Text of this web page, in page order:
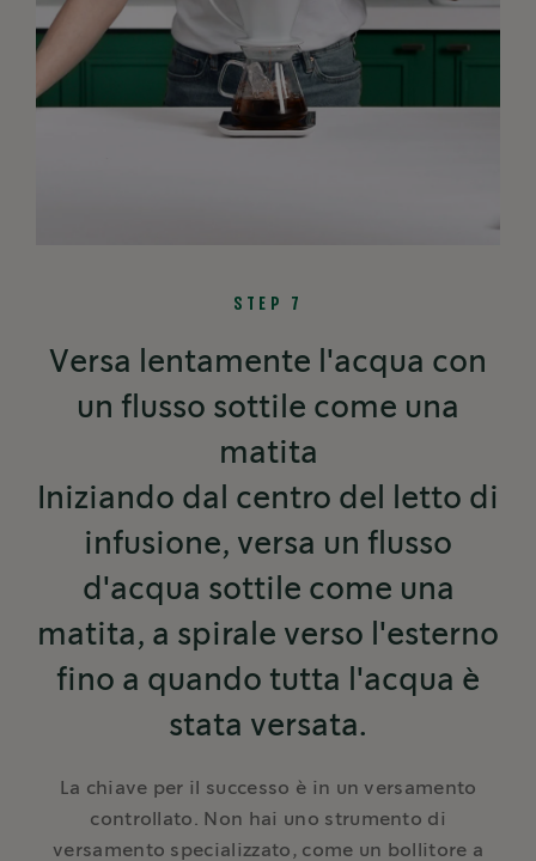
STEP 7
Versa lentamente l'acqua con
un flusso sottile come una
matita
Iniziando dal centro del letto di
infusione, versa un flusso
d'acqua sottile come una
matita, a spirale verso l'esterno
fino a quando tutta l'acqua è
stata versata.
La chiave per il successo è in un versamento
controllato. Non hai uno strumento di
versamento specializzato, come un bollitore a